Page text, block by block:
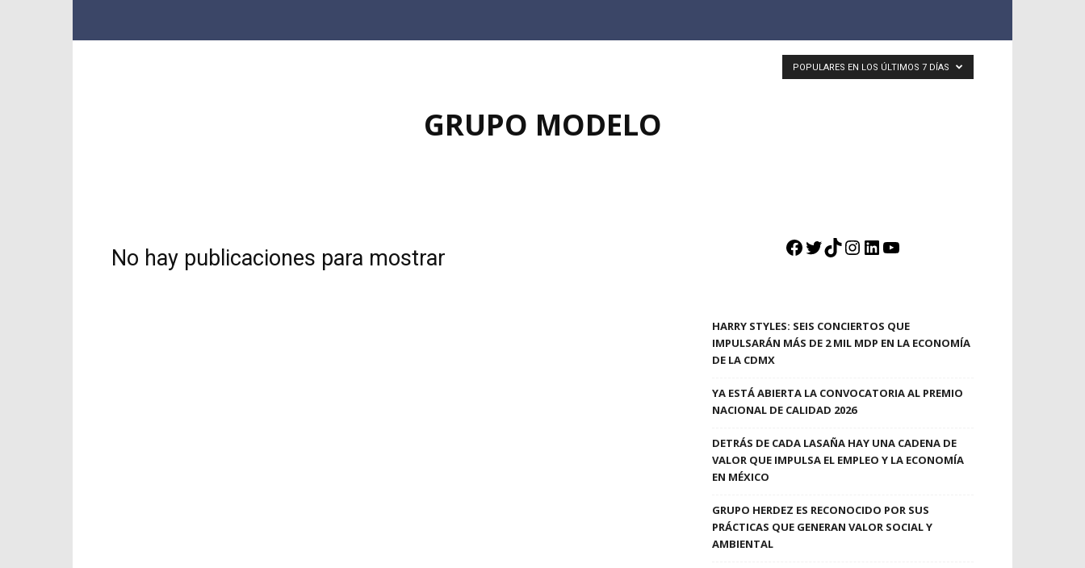
GRUPO MODELO
POPULARES EN LOS ÚLTIMOS 7 DÍAS
No hay publicaciones para mostrar Facebook
Twitter
TikTok
Instagram
LinkedIn
YouTube
HARRY STYLES: SEIS CONCIERTOS QUE
IMPULSARÁN MÁS DE 2 MIL MDP EN LA ECONOMÍA
DE LA CDMX
YA ESTÁ ABIERTA LA CONVOCATORIA AL PREMIO
NACIONAL DE CALIDAD 2026
DETRÁS DE CADA LASAÑA HAY UNA CADENA DE
VALOR QUE IMPULSA EL EMPLEO Y LA ECONOMÍA
EN MÉXICO
GRUPO HERDEZ ES RECONOCIDO POR SUS
PRÁCTICAS QUE GENERAN VALOR SOCIAL Y
AMBIENTAL